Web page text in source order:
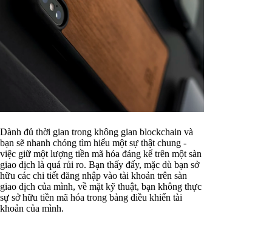
Dành đủ thời gian trong không gian blockchain và
bạn sẽ nhanh chóng tìm hiểu một sự thật chung -
việc giữ một lượng tiền mã hóa đáng kể trên một sàn
giao dịch là quá rủi ro. Bạn thấy đấy, mặc dù bạn sở
hữu các chi tiết đăng nhập vào tài khoản trên sàn
giao dịch của mình, về mặt kỹ thuật, bạn không thực
sự sở hữu tiền mã hóa trong bảng điều khiển tài
khoản của mình.